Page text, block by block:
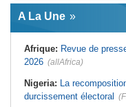
Afrique de l'Ouest:
financier régional - Un bon plant
revendique un redressement
financier du fonds
nature - Le procureur du TGI de
Pikine-Guédiawaye interjette
de l'ordonnance de non-lieu
A La Une
Afrique: Revue de
2026 (allAfrica)
Nigeria: La
durcissement électoral